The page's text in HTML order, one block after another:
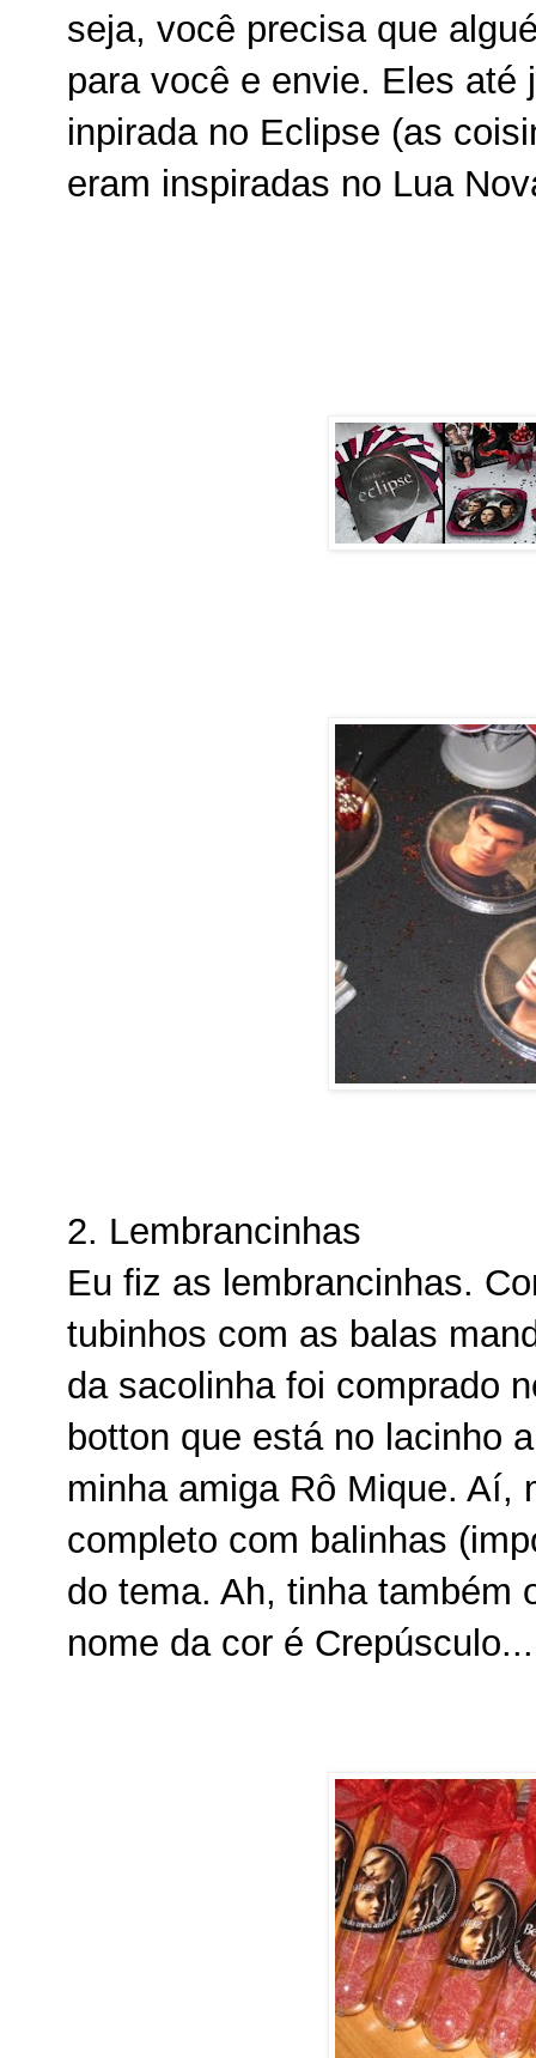
seja, você precisa que
para você e envie. Eles até
inpirada no Eclipse (as
eram inspiradas no Lua
2. Lembrancinhas
Eu fiz as lembrancinhas.
tubinhos com as balas
da sacolinha foi comprado
botton que está no lacinho
minha amiga Rô Mique. Aí,
completo com balinhas
do tema. Ah, tinha também
nome da cor é